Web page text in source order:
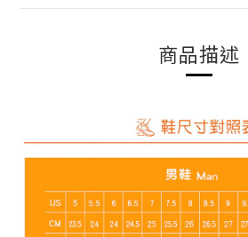
商品描述